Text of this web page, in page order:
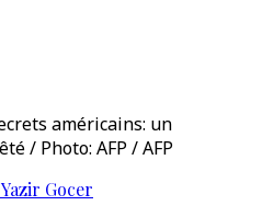
américains: un
/ Photo: AFP / AFP
Gocer